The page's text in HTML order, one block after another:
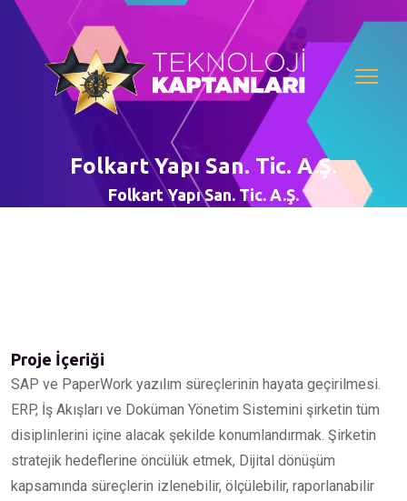
Folkart Yapı San. Tic. A.Ş.
Folkart Yapı San. Tic. A.Ş.
Proje İçeriği
SAP ve PaperWork yazılım süreçlerinin hayata geçirilmesi.
ERP, İş Akışları ve Doküman Yönetim Sistemini şirketin tüm
disiplinlerini içine alacak şekilde konumlandırmak. Şirketin
stratejik hedeflerine öncülük etmek, Dijital dönüşüm
kapsamında süreçlerin izlenebilir, ölçülebilir, raporlanabilir